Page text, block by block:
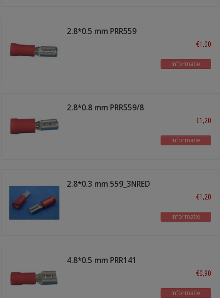
2.8*0.5 mm PRR559
€1,00
Informatie
2.8*0.8 mm PRR559/8
€1,20
Informatie
2.8*0.3 mm 559_3NRED
€1,20
Informatie
4.8*0.5 mm PRR141
€0,90
Informatie